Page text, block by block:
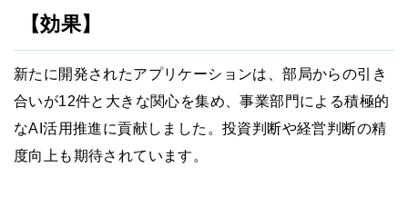
【効果】
新たに開発されたアプリケーションは、部局からの引き
合いが12件と大きな関心を集め、事業部門による積極的
なAI活用推進に貢献しました。投資判断や経営判断の精
度向上も期待されています。